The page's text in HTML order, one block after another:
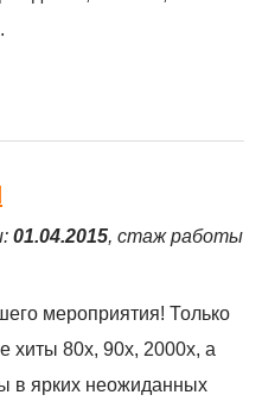
01.04.2015, стаж работы
мероприятия! Только
80х, 90х, 2000х, а
в ярких неожиданных